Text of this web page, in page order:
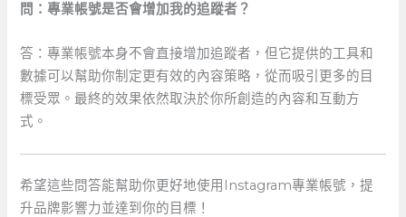
問：專業帳號是否會增加我的追蹤者？
答：專業帳號本身不會直接增加追蹤者，但它提供的工具和
數據可以幫助你制定更有效的內容策略，從而吸引更多的目
標受眾。最終的效果依然取決於你所創造的內容和互動方
式。
希望這些問答能幫助你更好地使用Instagram專業帳號，提
升品牌影響力並達到你的目標！